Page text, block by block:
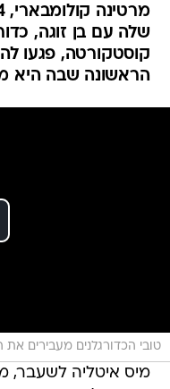
שלה עם בן זוגה,
קוסטקורטה, פגעו
הראשונה שבה היא
טובי הכדורגלנים מעבירים
מיס איטליה לשעבר,